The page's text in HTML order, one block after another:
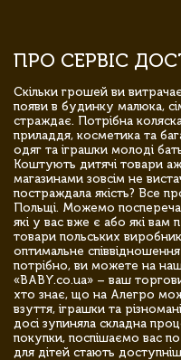
ПРО СЕРВІС
Скільки грошей ви
появи в будинку малюка,
страждає. Потрібна
приладдя, косметика та
одяг та іграшки молоді
Коштують дитячі товари
магазинами зовсім не
постраждала якість? Все
Польщі. Можемо
які у вас вже є або які
товари польських
оптимальне
потрібно, ви можете на
«BABY.co.ua» – ваш
хто знає, що на Алегро
взуття, іграшки та
досі зупиняла складна
покупки, поспішаємо вас
для дітей стають